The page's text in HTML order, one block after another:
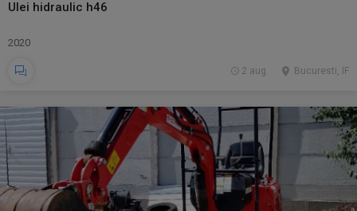
Ulei hidraulic h46
2020
Bucuresti, IF
2 aug.